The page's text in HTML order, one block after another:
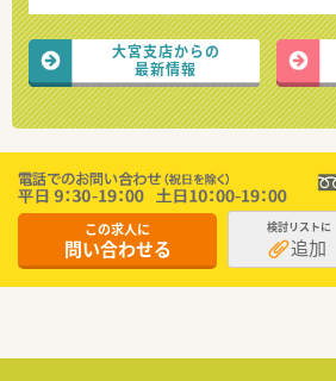
大宮支店からの
最新情報
この求人に
問い合わせる
検討リストに
追加